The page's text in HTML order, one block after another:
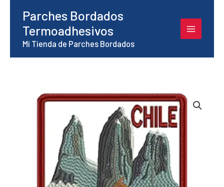
contenido
Parches Bordados
Termoadhesivos
Mi Tienda de Parches Bordados